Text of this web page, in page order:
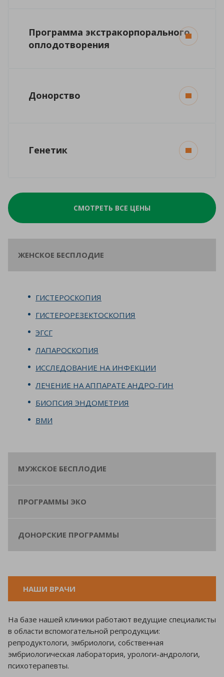
Программа экстракорпорального
оплодотворения
Донорство
Генетик
СМОТРЕТЬ ВСЕ ЦЕНЫ
ЖЕНСКОЕ БЕСПЛОДИЕ
ГИСТЕРОСКОПИЯ
ГИСТЕРОРЕЗЕКТОСКОПИЯ
ЭГСГ
ЛАПАРОСКОПИЯ
ИССЛЕДОВАНИЕ НА ИНФЕКЦИИ
ЛЕЧЕНИЕ НА АППАРАТЕ АНДРО-ГИН
БИОПСИЯ ЭНДОМЕТРИЯ
ВМИ
МУЖСКОЕ БЕСПЛОДИЕ
ПРОГРАММЫ ЭКО
ДОНОРСКИЕ ПРОГРАММЫ
НАШИ ВРАЧИ
На базе нашей клиники работают ведущие специалисты
в области вспомогательной репродукции:
репродуктологи, эмбриологи, собственная
эмбриологическая лаборатория, урологи-андрологи,
психотерапевты.